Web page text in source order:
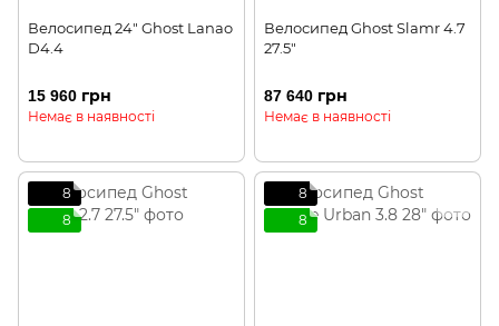
Велосипед 24" Ghost Lanao
D4.4
15 960 грн
Немає в наявності
Велосипед Ghost Slamr 4.7
27.5"
87 640 грн
Немає в наявності
8
8
8
8